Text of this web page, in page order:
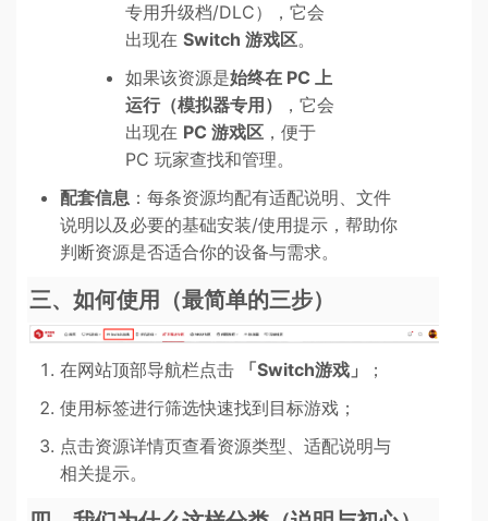
专用升级档/DLC），它会
出现在 Switch 游戏区。
如果该资源是始终在 PC 上
运行（模拟器专用）
，它会
出现在 PC 游戏区 ，便于
PC 玩家查找和管理。
配套信息 ：每条资源均配有适配说明、文件
说明以及必要的基础安装/使用提示，帮助你
判断资源是否适合你的设备与需求。
三、如何使用（最简单的三步）
在网站顶部导航栏点击 「Switch游戏」
；
使用标签进行筛选快速找到目标游戏；
点击资源详情页查看资源类型、适配说明与
相关提示。